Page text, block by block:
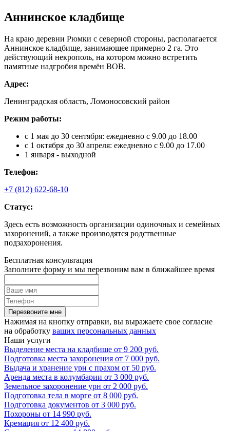
Аннинское кладбище
На краю деревни Рюмки с северной стороны, располагается
Аннинское кладбище, занимающее примерно 2 га. Это
действующий некрополь, на котором можно встретить
памятные надгробия времён ВОВ.
Адрес:
Ленинградская область, Ломоносовский район
Режим работы:
с 1 мая до 30 сентября: ежедневно с 9.00 до 18.00
с 1 октября до 30 апреля: ежедневно с 9.00 до 17.00
1 января - выходной
Телефон:
+7 (812) 622-68-10
Статус:
Здесь есть возможность организации одиночных и семейных
захоронений, а также производятся родственные
подзахоронения.
Бесплатная консультация
Заполните форму и мы перезвоним вам в ближайшее время
Перезвоните мне
Нажимая на кнопку отправки, вы выражаете свое согласие
на обработку ваших персональных данных
Наши услуги
Выделение места на кладбище от 9 200 руб.
Подготовка места захоронения от 7 000 руб.
Выдача и хранение урн с прахом от 50 руб.
Аренда места в колумбарии от 3 000 руб.
Земельное захоронение урн от 2 000 руб.
Подготовка тела в морге от 8 000 руб.
Подготовка документов от 3 000 руб.
Похороны от 14 990 руб.
Кремация от 12 400 руб.